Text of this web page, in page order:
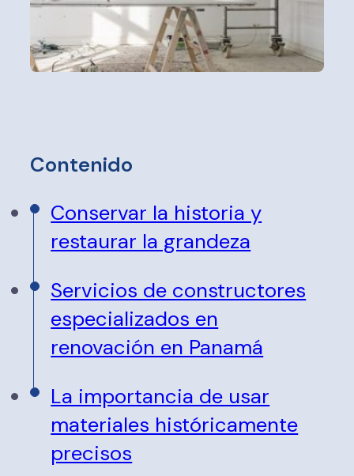
Contenido
Conservar la historia y
restaurar la grandeza
Servicios de constructores
especializados en
renovación en Panamá
La importancia de usar
materiales históricamente
precisos